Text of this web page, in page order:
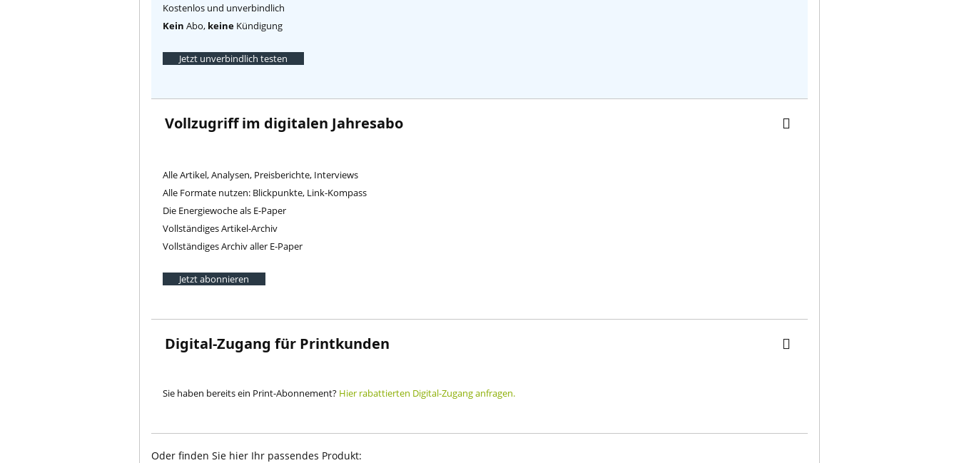
Kostenlos und unverbindlich
Kein Abo, keine Kündigung
Jetzt unverbindlich testen
Vollzugriff im digitalen Jahresabo
Alle Artikel, Analysen, Preisberichte, Interviews
Alle Formate nutzen: Blickpunkte, Link-Kompass
Die Energiewoche als E-Paper
Vollständiges Artikel-Archiv
Vollständiges Archiv aller E-Paper
Jetzt abonnieren
Digital-Zugang für Printkunden
Sie haben bereits ein Print-Abonnement? Hier rabattierten Digital-Zugang anfragen.
Oder finden Sie hier Ihr passendes Produkt: